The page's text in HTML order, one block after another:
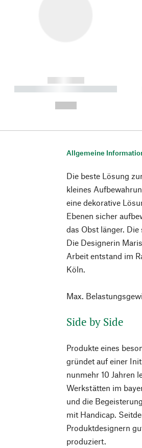
------------
----------- ----------- ----------
Allgemeine
Die beste Lösung
kleines
eine dekorative
Ebenen sicher
das Obst länger.
Die Designerin
Arbeit entstand im
Köln.
Max.
Side by Side
Produkte eines
gründet auf einer
nunmehr 10 Jahren
Werkstätten im
und die
mit Handicap.
Produktdesignern
produziert.